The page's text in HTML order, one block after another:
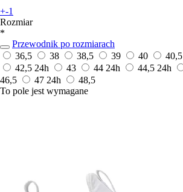
+-1
Rozmiar
*
Przewodnik po rozmiarach
36,5
38 38,5 39 40 40,5
42,5 24h 43 44 24h 44,5 24h
46,5
47 24h
48,5
To pole jest wymagane